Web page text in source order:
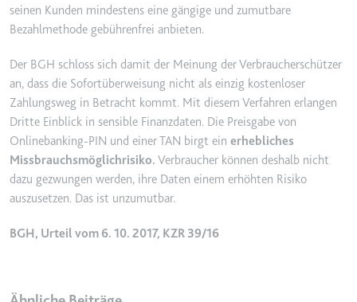
Anbieter:
smartlaw.de
Zweck:
Wird verwendet, um die Effizienz
der Werbeaktivitäten der Website
zu messen, indem Daten über die
Conversion-Rate der Anzeigen der
Website über mehrere Websites
hinweg gesammelt werden.
Ablauf:
3 Monate
Typ:
HTTP-Cookie
seinen Kunden mindestens eine gängige und zumutbare
Bezahlmethode gebührenfrei anbieten.
Der BGH schloss sich damit der Meinung der Verbraucherschützer
an, dass die Sofortüberweisung nicht als einzig kostenloser
Zahlungsweg in Betracht kommt. Mit diesem Verfahren erlangen
Dritte Einblick in sensible Finanzdaten. Die Preisgabe von
Onlinebanking-PIN und einer TAN birgt ein erhebliches
Missbrauchsmöglichrisiko. Verbraucher können deshalb nicht
dazu gezwungen werden, ihre Daten einem erhöhten Risiko
auszusetzen. Das ist unzumutbar.
BGH, Urteil vom 6. 10. 2017, KZR 39/16